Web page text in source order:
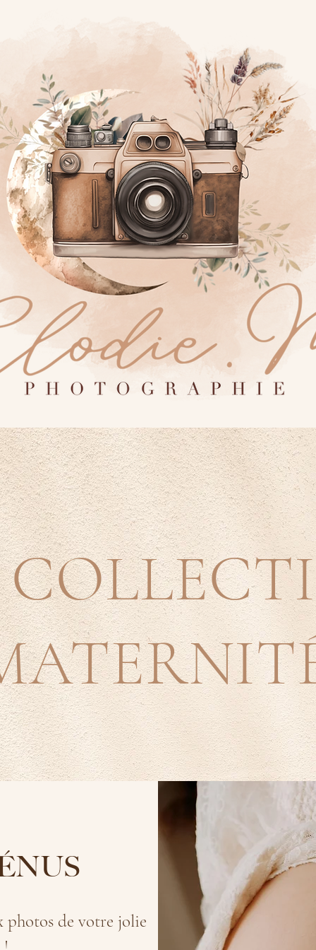
photos de votre jolie